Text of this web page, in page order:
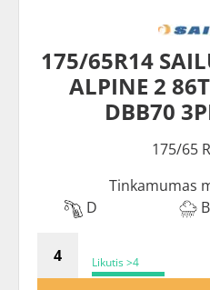
175/65R14
ALPINE 2
DBB70
175/65
Tinkamumas
D
B
Likutis >4